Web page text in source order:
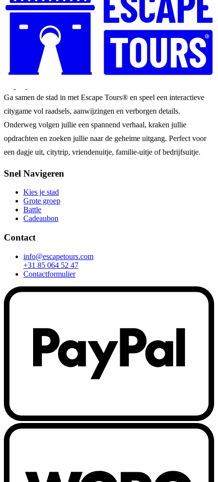
Ga samen de stad in met Escape Tours® en speel een interactieve
citygame vol raadsels, aanwijzingen en verborgen details.
Onderweg volgen jullie een spannend verhaal, kraken jullie
opdrachten en zoeken jullie naar de geheime uitgang. Perfect voor
een dagje uit, citytrip, vriendenuitje, familie-uitje of bedrijfsuitje.
Snel Navigeren
Kies je stad
Grote groep
Battle
Cadeaubon
Contact
info@escapetours.com
+31 85 064 52 47
Contactformulier